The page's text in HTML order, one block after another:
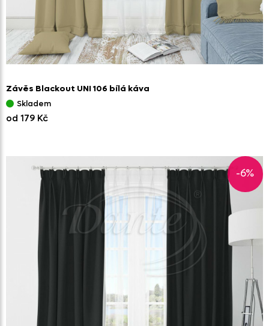
Závěs Blackout UNI 106 bílá káva
Skladem
od 179 Kč
-6%